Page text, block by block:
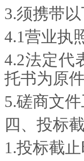
3.须携带
4.1营业执
4.2法定代
托书为原
5.磋商文
四、投标
1.投标截